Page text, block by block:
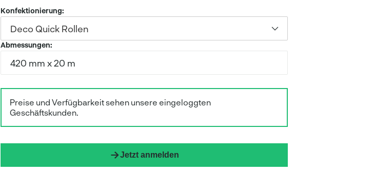
Konfektionierung:
Deco Quick Rollen
Abmessungen:
420 mm x 20 m
Preise und Verfügbarkeit sehen unsere eingeloggten
Geschäftskunden.
Jetzt anmelden